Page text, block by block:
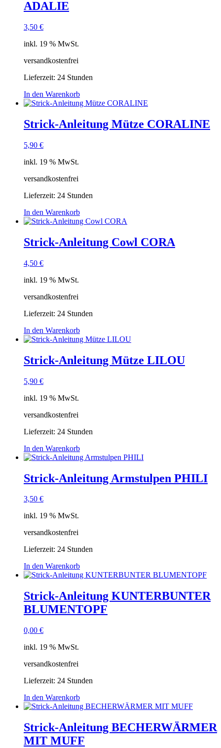
ADALIE
3,50 €
inkl. 19 % MwSt.
versandkostenfrei
Lieferzeit: 24 Stunden
In den Warenkorb
Strick-Anleitung Mütze CORALINE
5,90 €
inkl. 19 % MwSt.
versandkostenfrei
Lieferzeit: 24 Stunden
In den Warenkorb
Strick-Anleitung Cowl CORA
4,50 €
inkl. 19 % MwSt.
versandkostenfrei
Lieferzeit: 24 Stunden
In den Warenkorb
Strick-Anleitung Mütze LILOU
5,90 €
inkl. 19 % MwSt.
versandkostenfrei
Lieferzeit: 24 Stunden
In den Warenkorb
Strick-Anleitung Armstulpen PHILI
3,50 €
inkl. 19 % MwSt.
versandkostenfrei
Lieferzeit: 24 Stunden
In den Warenkorb
Strick-Anleitung KUNTERBUNTER
BLUMENTOPF
0,00 €
inkl. 19 % MwSt.
versandkostenfrei
Lieferzeit: 24 Stunden
In den Warenkorb
Strick-Anleitung BECHERWÄRMER
MIT MUFF